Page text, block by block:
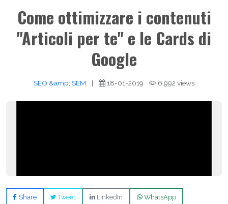
Come ottimizzare i contenuti
"Articoli per te" e le Cards di
Google
SEO &amp; SEM | 18-01-2019 6,992 views
Share Tweet LinkedIn WhatsApp